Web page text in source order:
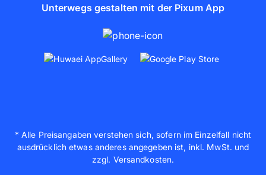
Unterwegs gestalten mit der Pixum App
* Alle Preisangaben verstehen sich, sofern im Einzelfall nicht
ausdrücklich etwas anderes angegeben ist, inkl. MwSt. und
zzgl. Versandkosten.